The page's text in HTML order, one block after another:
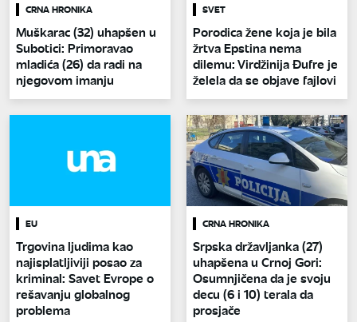
CRNA HRONIKA
Muškarac (32) uhapšen u
Subotici: Primoravao
mladića (26) da radi na
njegovom imanju
SVET
Porodica žene koja je bila
žrtva Epstina nema
dilemu: Virdžinija Đufre je
želela da se objave fajlovi
EU
Trgovina ljudima kao
najisplatljiviji posao za
kriminal: Savet Evrope o
rešavanju globalnog
problema
CRNA HRONIKA
Srpska državljanka (27)
uhapšena u Crnoj Gori:
Osumnjičena da je svoju
decu (6 i 10) terala da
prosjače